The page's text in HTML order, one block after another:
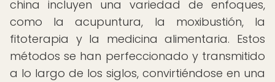
china incluyen una variedad de enfoques,
como la acupuntura, la moxibustión, la
fitoterapia y la medicina alimentaria. Estos
métodos se han perfeccionado y transmitido
a lo largo de los siglos, convirtiéndose en una